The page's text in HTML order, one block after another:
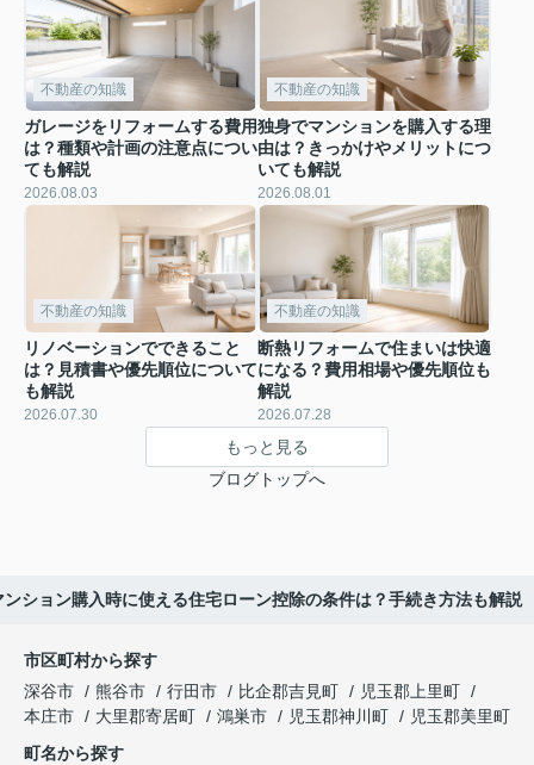
不動産の知識
ガレージをリフォームする費用
は？種類や計画の注意点につい
ても解説
2026.08.03
不動産の知識
独身でマンションを購入する理
由は？きっかけやメリットにつ
いても解説
2026.08.01
不動産の知識
リノベーションでできること
は？見積書や優先順位について
も解説
2026.07.30
不動産の知識
断熱リフォームで住まいは快適
になる？費用相場や優先順位も
解説
2026.07.28
もっと見る
ブログトップへ
ンション購入時に使える住宅ローン控除の条件は？手続き方法も解説
市区町村から探す
深谷市
熊谷市 行田市 比企郡吉見町
児玉郡上里町
本庄市
大里郡寄居町 鴻巣市 児玉郡神川町
児玉郡美里町
町名から探す